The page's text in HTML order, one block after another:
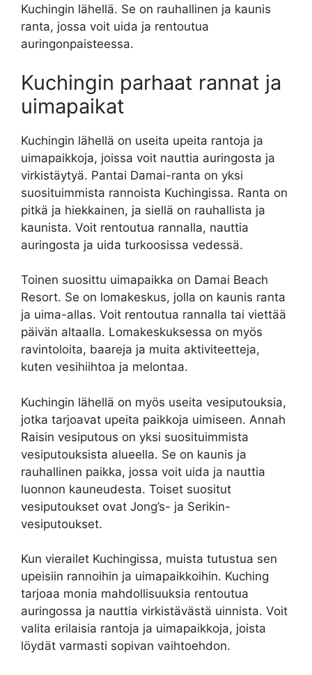
Kuchingin lähellä. Se on rauhallinen ja kaunis
ranta, jossa voit uida ja rentoutua
auringonpaisteessa.
Kuchingin parhaat rannat ja
uimapaikat
Kuchingin lähellä on useita upeita rantoja ja
uimapaikkoja, joissa voit nauttia auringosta ja
virkistäytyä. Pantai Damai-ranta on yksi
suosituimmista rannoista Kuchingissa. Ranta on
pitkä ja hiekkainen, ja siellä on rauhallista ja
kaunista. Voit rentoutua rannalla, nauttia
auringosta ja uida turkoosissa vedessä.
Toinen suosittu uimapaikka on Damai Beach
Resort. Se on lomakeskus, jolla on kaunis ranta
ja uima-allas. Voit rentoutua rannalla tai viettää
päivän altaalla. Lomakeskuksessa on myös
ravintoloita, baareja ja muita aktiviteetteja,
kuten vesihiihtoa ja melontaa.
Kuchingin lähellä on myös useita vesiputouksia,
jotka tarjoavat upeita paikkoja uimiseen. Annah
Raisin vesiputous on yksi suosituimmista
vesiputouksista alueella. Se on kaunis ja
rauhallinen paikka, jossa voit uida ja nauttia
luonnon kauneudesta. Toiset suositut
vesiputoukset ovat Jong’s- ja Serikin-
vesiputoukset.
Kun vierailet Kuchingissa, muista tutustua sen
upeisiin rannoihin ja uimapaikkoihin. Kuching
tarjoaa monia mahdollisuuksia rentoutua
auringossa ja nauttia virkistävästä uinnista. Voit
valita erilaisia ​​rantoja ja uimapaikkoja, joista
löydät varmasti sopivan vaihtoehdon.